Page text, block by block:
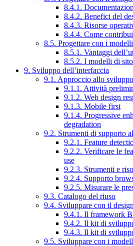
8.4.1.
8.4.2. Benefici del
8.4.3. Risorse
8.4.4. Come
8.5. Progettare con i
8.5.1. Vantaggi
8.5.2. I modelli di
9. Sviluppo dell’interfaccia
9.1. Approccio allo sviluppo
9.1.1. Attività
9.1.2. Web design
9.1.3. Mobile first
9.1.4. Progressive
degradation
9.2. Strumenti di supporto
9.2.1. Feature
9.2.2. Verificare le
use
9.2.3. Strumenti e
9.2.4. Supporto
9.2.5. Misurare le
9.3. Catalogo del riuso
9.4. Sviluppare con il
9.4.1. Il framework
9.4.2. Il kit di
9.4.3. Il kit di
9.5. Sviluppare con i